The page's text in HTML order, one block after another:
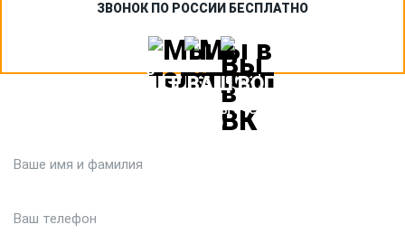
ЗВОНОК ПО РОССИИ БЕСПЛАТНО
ЗАДАЙТЕ ВАШ ВОПРОС
Или кратко опишите ситуацию. Мы очень быстро свяжемся с
вами :)